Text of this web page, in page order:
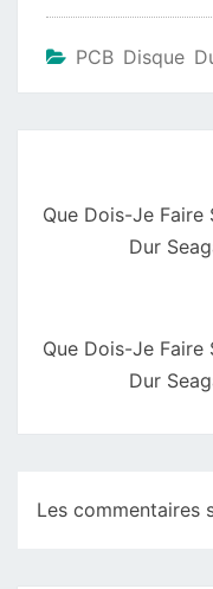
PCB Disque
Que Dois-Je Faire
Dur
Que Dois-Je Faire
Dur
Les commentaires